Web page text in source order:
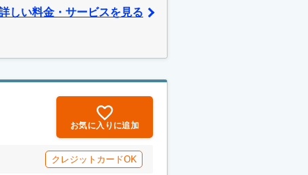
しい料金・サービスを見る
お気に入りに追加
クレジットカードOK